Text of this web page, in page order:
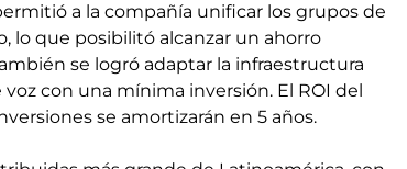
a la compañía unificar los grupos de
lo que posibilitó alcanzar un ahorro
se logró adaptar la infraestructura
con una mínima inversión. El ROI del
se amortizarán en 5 años.